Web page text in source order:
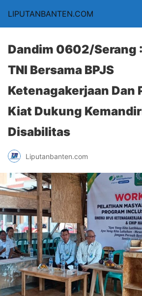
LIPUTANBANTEN.COM
Dandim 0602/Serang
TNI Bersama BPJS
Ketenagakerjaan Dan
Kiat Dukung
Disabilitas
Liputanbanten.com